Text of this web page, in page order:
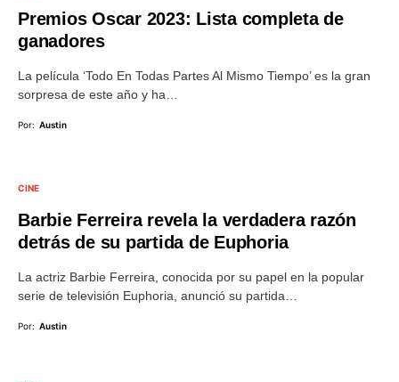
Premios Oscar 2023: Lista completa de
ganadores
La película ‘Todo En Todas Partes Al Mismo Tiempo’ es la gran
sorpresa de este año y ha…
Por: Austin
CINE
Barbie Ferreira revela la verdadera razón
detrás de su partida de Euphoria
La actriz Barbie Ferreira, conocida por su papel en la popular
serie de televisión Euphoria, anunció su partida…
Por: Austin